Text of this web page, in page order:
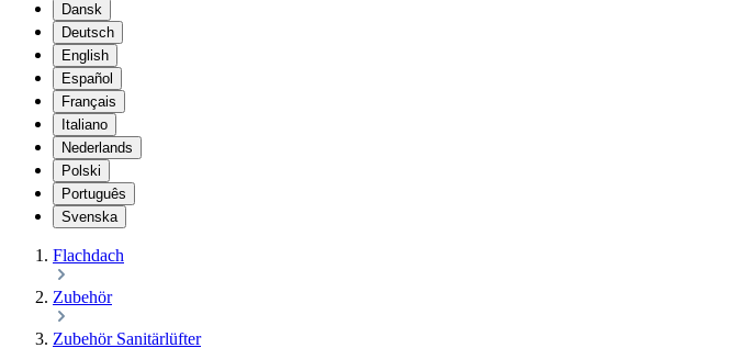
Dansk
Deutsch
English
Español
Français
Italiano
Nederlands
Polski
Português
Svenska
Flachdach
Zubehör
Zubehör Sanitärlüfter